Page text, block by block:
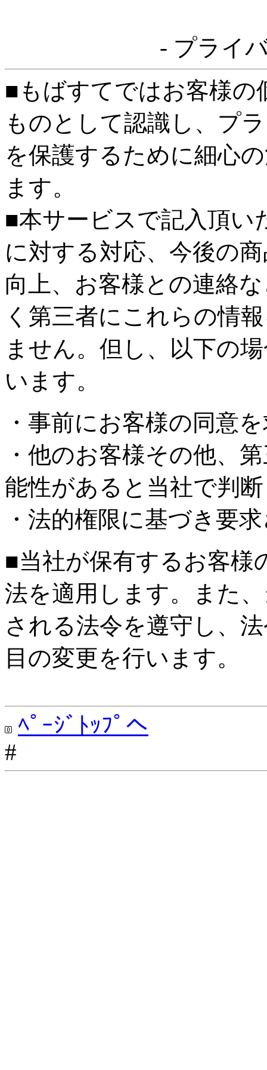
- プライ
■もばすてではお客様の
ものとして認識し、プ
を保護するために細心
ます。
■本サービスで記入頂い
に対する対応、今後の
向上、お客様との連絡
く第三者にこれらの情
ません。但し、以下の
います。
・事前にお客様の同意
・他のお客様その他、
能性があると当社で判
・法的権限に基づき要
■当社が保有するお客様
法を適用します。また
される法令を遵守し、
目の変更を行います。
ﾍﾟｰｼﾞﾄｯﾌﾟへ
#